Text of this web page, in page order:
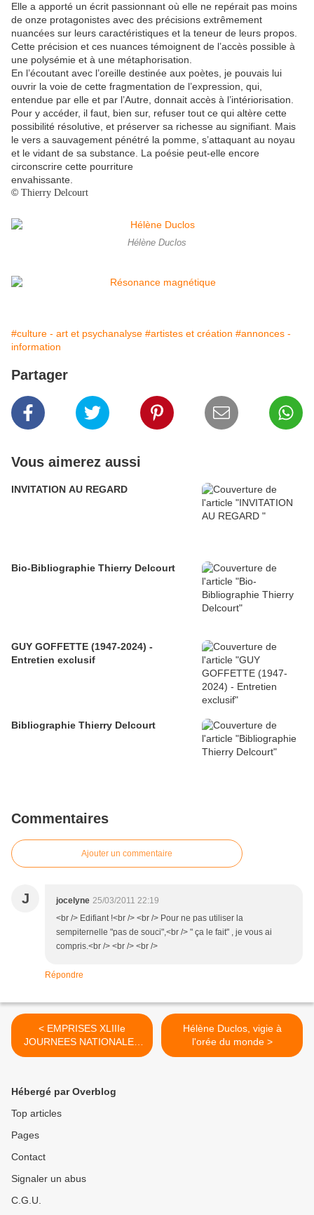
Elle a apporté un écrit passionnant où elle ne repérait pas moins
de onze protagonistes avec des précisions extrêmement
nuancées sur leurs caractéristiques et la teneur de leurs propos.
Cette précision et ces nuances témoignent de l’accès possible à
une polysémie et à une métaphorisation.
En l’écoutant avec l’oreille destinée aux poètes, je pouvais lui
ouvrir la voie de cette fragmentation de l’expression, qui,
entendue par elle et par l’Autre, donnait accès à l’intériorisation.
Pour y accéder, il faut, bien sur, refuser tout ce qui altère cette
possibilité résolutive, et préserver sa richesse au signifiant. Mais
le vers a sauvagement pénétré la pomme, s’attaquant au noyau
et le vidant de sa substance. La poésie peut-elle encore
circonscrire cette pourriture
envahissante.
© Thierry Delcourt
Hélène Duclos
#culture - art et psychanalyse #artistes et création #annonces -
information
Partager
Vous aimerez aussi
INVITATION AU REGARD
Bio-Bibliographie Thierry Delcourt
GUY GOFFETTE (1947-2024) -
Entretien exclusif
Bibliographie Thierry Delcourt
Commentaires
Ajouter un commentaire
J jocelyne 25/03/2011 22:19
<br /> Edifiant !<br /> <br /> Pour ne pas utiliser la
sempiternelle "pas de souci",<br /> " ça le fait" , je vous ai
compris.<br /> <br /> <br />
Répondre
< EMPRISES XLIIIe
JOURNEES NATIONALES
AFPEP à STRASBOURG
Hélène Duclos, vigie à
l'orée du monde >
Hébergé par Overblog
Top articles
Pages
Contact
Signaler un abus
C.G.U.